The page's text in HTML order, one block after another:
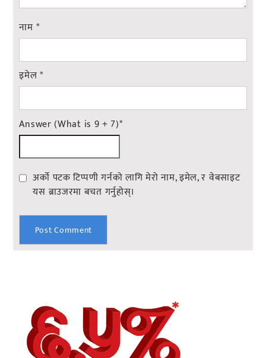
नाम *
इमेल*
Answer (What is 9 + 7)*
अर्को पटक टिप्पणी गर्नको लागि मेरो नाम, इमेल, र वेबसाइट
यस ब्राउजरमा बचत गर्नुहोस्।